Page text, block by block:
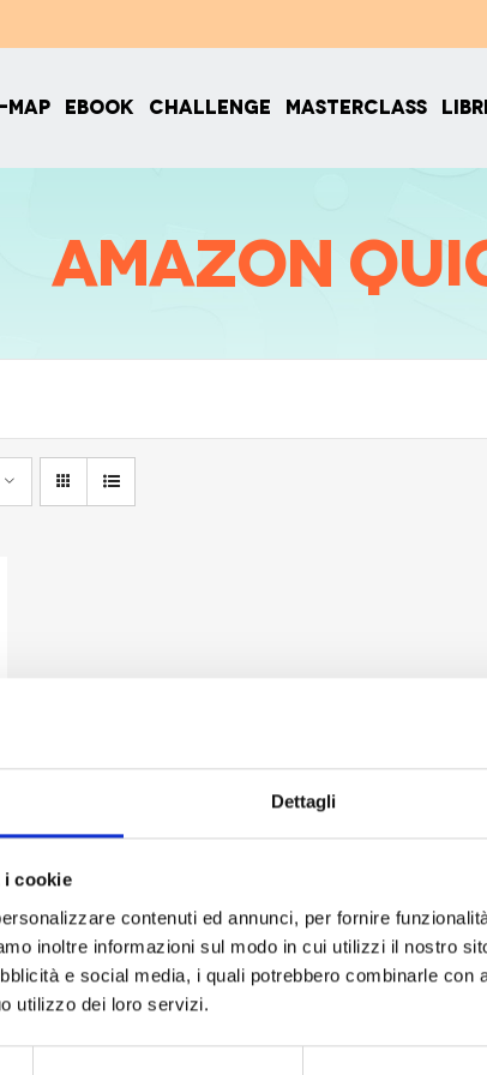
Dettagli
i cookie
contenuti ed annunci, per fornire
inoltre informazioni sul modo in cui utilizzi il nostro
e social media, i quali potrebbero combinarle con
utilizzo dei loro servizi.
MAP EBOOK CHALLENGE MASTERCLASS LIBRI
amazon